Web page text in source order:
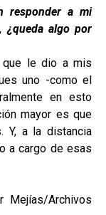
responder a mi
¿queda algo por
que le dio a mis
uno -como el
en esto
mayor es que
Y, a la distancia
a cargo de esas
Mejías/Archivos